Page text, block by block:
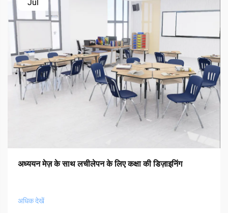
Jul
अध्ययन मेज़ के साथ लचीलेपन के लिए कक्षा की डिज़ाइनिंग
अधिक देखें